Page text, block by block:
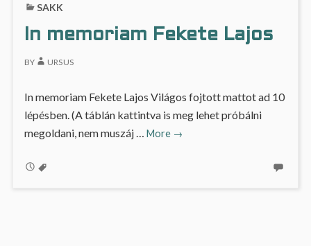
SAKK
In memoriam Fekete Lajos
BY URSUS
In memoriam Fekete Lajos Világos fojtott mattot ad 10
lépésben. (A táblán kattintva is meg lehet próbálni
megoldani, nem muszáj … More
In
→